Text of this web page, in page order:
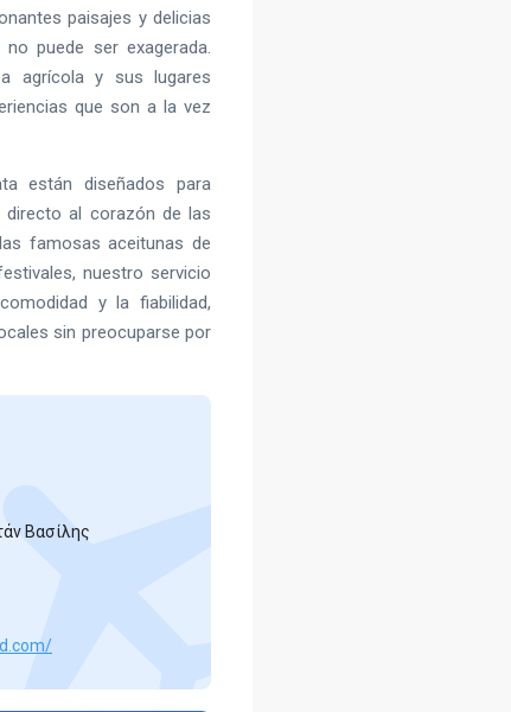
paisajes y delicias
puede ser exagerada.
agrícola y sus lugares
que son a la vez
están diseñados para
directo al corazón de las
famosas aceitunas de
nuestro servicio
y la fiabilidad,
sin preocuparse por
Βασίλης